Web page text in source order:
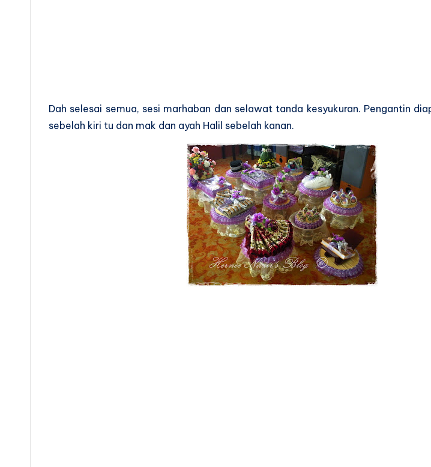
Dah selesai semua, sesi marhaban dan selawat tanda kesyukuran. Pengantin
sebelah kiri tu dan mak dan ayah Halil sebelah kanan.